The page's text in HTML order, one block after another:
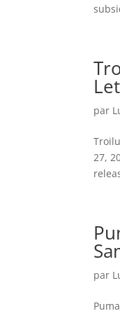
par
27,
par